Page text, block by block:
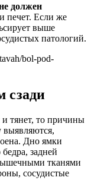
должен
печет. Если же
выше
патологий.
bol-pod-
сзади
и тянет, то причины
выявляются,
Дно ямки
задней
тканями
сосудистые